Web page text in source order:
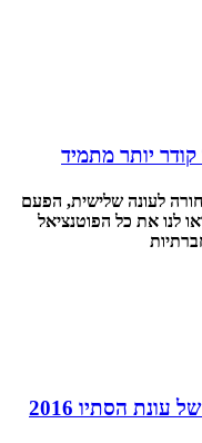
לעונה שלישית, הפעם
לנו את כל הפוטנציאל
הסתיו 2016